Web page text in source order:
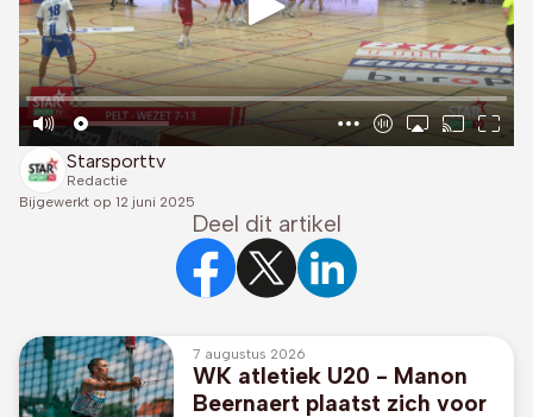
Starsporttv
Redactie
Bijgewerkt op 12 juni 2025
Deel dit artikel
7 augustus 2026
WK atletiek U20 - Manon
Beernaert plaatst zich voor